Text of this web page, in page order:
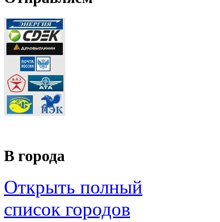
В города
Открыть полный
список городов